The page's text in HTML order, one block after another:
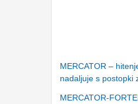
MERCATOR –
nadaljuje s postopki
MERCATOR-